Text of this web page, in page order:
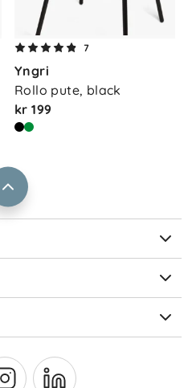
7
Yngri
Rollo pute, black
kr 199